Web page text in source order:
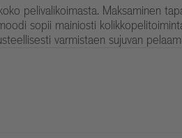
pelivalikoimasta. Maksaminen
sopii mainiosti
varmistaen sujuvan